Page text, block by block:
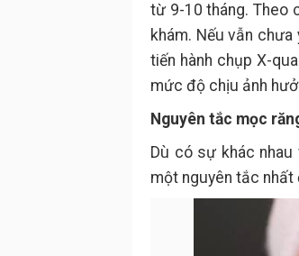
từ 9-10 tháng. Theo
khám. Nếu vẫn
tiến hành chụp X-
mức độ chịu ảnh
Nguyên tắc mọc
Dù có sự khác
một nguyên tắc nhất